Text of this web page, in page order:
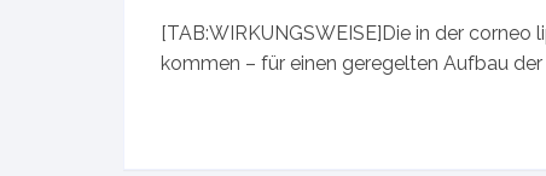
[TAB:WIRKUNGSWEISE]Die in der
kommen – für einen geregelten Aufbau